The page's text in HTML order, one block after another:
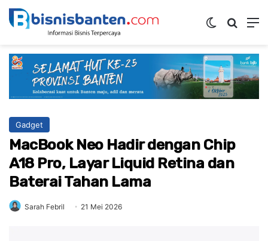
Switch skin
Gadget
MacBook Neo Hadir dengan Chip
A18 Pro, Layar Liquid Retina dan
Baterai Tahan Lama
Sarah Febril 21 Mei 2026